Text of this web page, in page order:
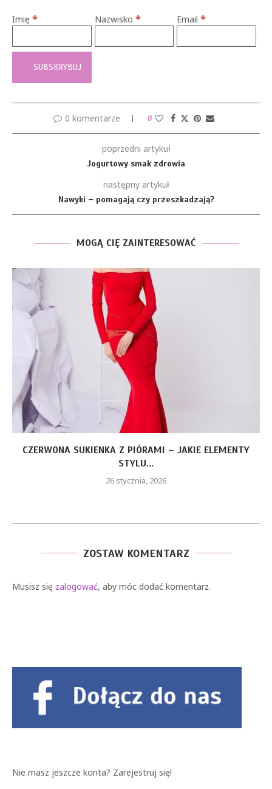
Imię * Nazwisko * Email*
0 komentarze 0
poprzedni artykuł
Jogurtowy smak zdrowia
następny artykuł
Nawyki – pomagają czy przeszkadzają?
MOGĄ CIĘ ZAINTERESOWAĆ
CZERWONA SUKIENKA Z PIÓRAMI – JAKIE ELEMENTY
STYLU...
26 stycznia, 2026
ZOSTAW KOMENTARZ
Musisz się zalogować, aby móc dodać komentarz.
Nie masz jeszcze konta? Zarejestruj się!